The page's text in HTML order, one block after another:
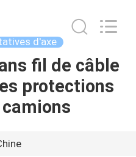
d'axe
fil de câble
protections